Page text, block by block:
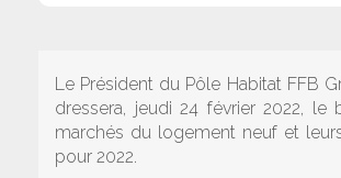
Le Président du Pôle Habitat FFB
dressera, jeudi 24 février 2022, le
marchés du logement neuf et
pour 2022.